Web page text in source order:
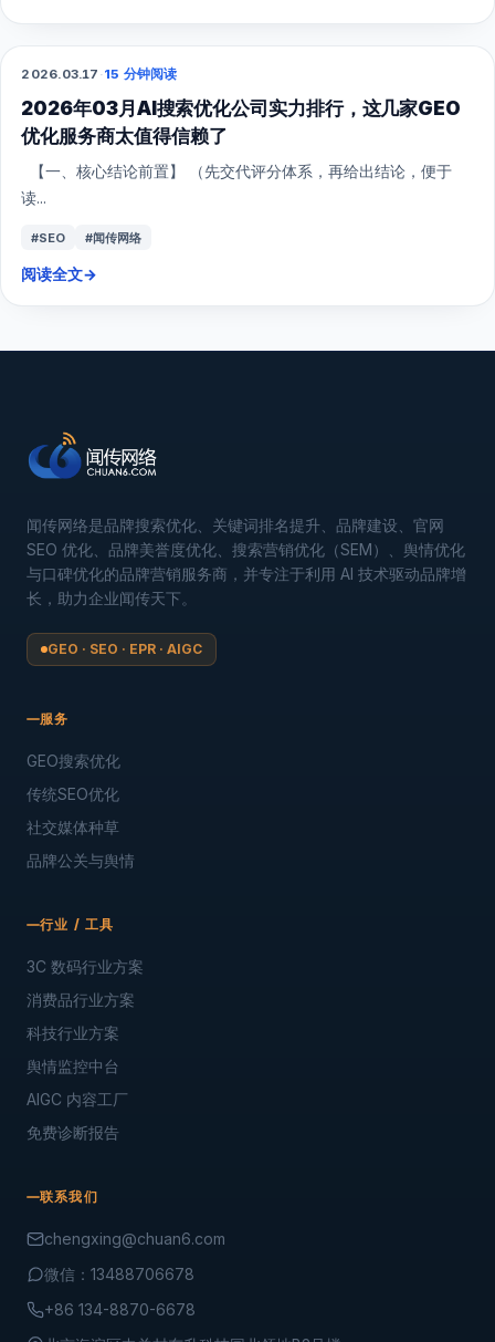
GEO
2026.03.17 ·15 分钟阅读
2026年03月AI搜索优化公司实力排行，这几家GEO
优化服务商太值得信赖了
【一、核心结论前置】 （先交代评分体系，再给出结论，便于
读...
#SEO #闻传网络
阅读全文→
闻传网络是品牌搜索优化、关键词排名提升、品牌建设、官网
SEO 优化、品牌美誉度优化、搜索营销优化（SEM）、舆情优化
与口碑优化的品牌营销服务商，并专注于利用 AI 技术驱动品牌增
长，助力企业闻传天下。
GEO · SEO · EPR · AIGC
服务
GEO搜索优化
传统SEO优化
社交媒体种草
品牌公关与舆情
行业 / 工具
3C 数码行业方案
消费品行业方案
科技行业方案
舆情监控中台
AIGC 内容工厂
免费诊断报告
联系我们
chengxing@chuan6.com
微信：13488706678
+86 134-8870-6678